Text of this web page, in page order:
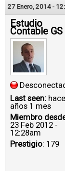
27 Enero, 2014 -
Estudio
Contable GS
Last seen:
años 1 mes
Miembro
23 Feb 2012 -
12:28am
Prestigio: 179